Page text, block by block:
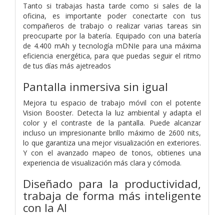
Tanto si trabajas hasta tarde como si sales de la
oficina, es importante poder conectarte con tus
compañeros de trabajo o realizar varias tareas sin
preocuparte por la batería. Equipado con una batería
de 4.400 mAh y tecnología mDNIe para una máxima
eficiencia energética, para que puedas seguir el ritmo
de tus días más ajetreados
Pantalla inmersiva sin igual
Mejora tu espacio de trabajo móvil con el potente
Vision Booster. Detecta la luz ambiental y adapta el
color y el contraste de la pantalla. Puede alcanzar
incluso un impresionante brillo máximo de 2600 nits,
lo que garantiza una mejor visualización en exteriores.
Y con el avanzado mapeo de tonos, obtienes una
experiencia de visualización más clara y cómoda.
Diseñado para la productividad,
trabaja de forma más inteligente
con la AI